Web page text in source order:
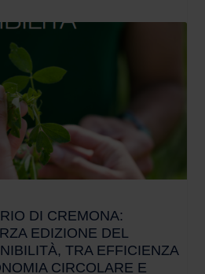
DI CREMONA:
EDIZIONE DEL
TRA EFFICIENZA
CIRCOLARE E